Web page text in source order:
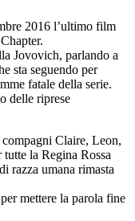
2016 l’ultimo film
Jovovich, parlando a
sta seguendo per
fatale della serie.
delle riprese
Claire, Leon,
la Regina Rossa
razza umana rimasta
mettere la parola fine